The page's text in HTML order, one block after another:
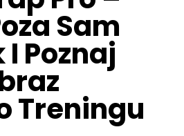
Sam
I Poznaj
Treningu